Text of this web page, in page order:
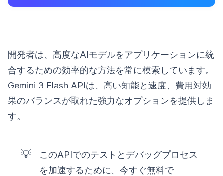
開発者は、高度なAIモデルをアプリケーションに統
合するための効率的な方法を常に模索しています。
Gemini 3 Flash APIは、高い知能と速度、費用対効
果のバランスが取れた強力なオプションを提供しま
す。
💡
このAPIでのテストとデバッグプロセス
を加速するために、今すぐ無料で